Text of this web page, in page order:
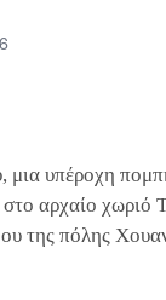
μια υπέροχη
αρχαίο χωριό
της πόλης